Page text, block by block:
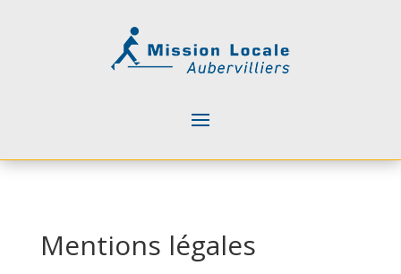
Mentions légales